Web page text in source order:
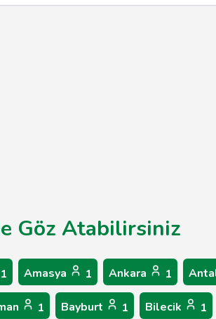
Göz Atabilirsiniz
1 Amasya 1 Ankara 1
1 Bayburt 1 Bilecik 1